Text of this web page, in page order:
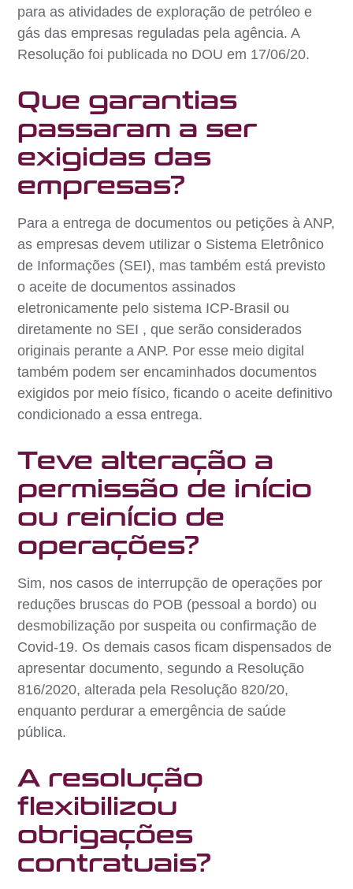
para as atividades de exploração de petróleo e
gás das empresas reguladas pela agência. A
Resolução foi publicada no DOU em 17/06/20.
Que garantias
passaram a ser
exigidas das
empresas?
Para a entrega de documentos ou petições à ANP,
as empresas devem utilizar o Sistema Eletrônico
de Informações (SEI), mas também está previsto
o aceite de documentos assinados
eletronicamente pelo sistema ICP-Brasil ou
diretamente no SEI , que serão considerados
originais perante a ANP. Por esse meio digital
também podem ser encaminhados documentos
exigidos por meio físico, ficando o aceite definitivo
condicionado a essa entrega.
Teve alteração a
permissão de início
ou reinício de
operações?
Sim, nos casos de interrupção de operações por
reduções bruscas do POB (pessoal a bordo) ou
desmobilização por suspeita ou confirmação de
Covid-19. Os demais casos ficam dispensados de
apresentar documento, segundo a Resolução
816/2020, alterada pela Resolução 820/20,
enquanto perdurar a emergência de saúde
pública.
A resolução
flexibilizou
obrigações
contratuais?